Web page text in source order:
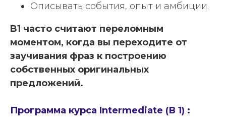
Описывать события, опыт и амбиции.
B1 часто считают переломным
моментом, когда вы переходите от
заучивания фраз к построению
собственных оригинальных
предложений.
Программа курса Intermediate (В 1) :